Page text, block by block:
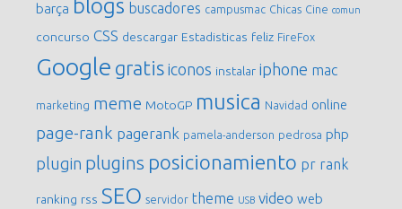
barça blogs buscadores campusmac Chicas Cine comun
concurso CSS descargar Estadisticas feliz FireFox
Google gratis iconos instalar iphone mac
marketing meme MotoGP musica Navidad online
page-rank pagerank pamela-anderson pedrosa php
plugin plugins posicionamiento pr rank
ranking rss SEO servidor theme USB video web